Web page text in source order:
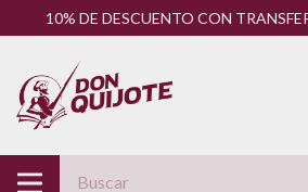
10% DE DESCUENTO CON